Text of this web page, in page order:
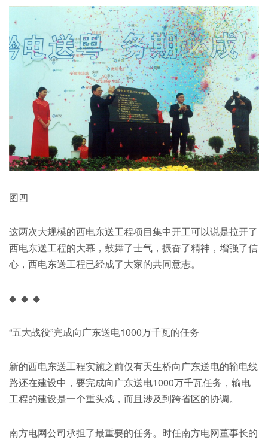
图四
这两次大规模的西电东送工程项目集中开工可以说是拉开了
西电东送工程的大幕，鼓舞了士气，振奋了精神，增强了信
心，西电东送工程已经成了大家的共同意志。
◆ ◆ ◆
“五大战役”完成向广东送电1000万千瓦的任务
新的西电东送工程实施之前仅有天生桥向广东送电的输电线
路还在建设中，要完成向广东送电1000万千瓦任务，输电
工程的建设是一个重头戏，而且涉及到跨省区的协调。
南方电网公司承担了最重要的任务。时任南方电网董事长的